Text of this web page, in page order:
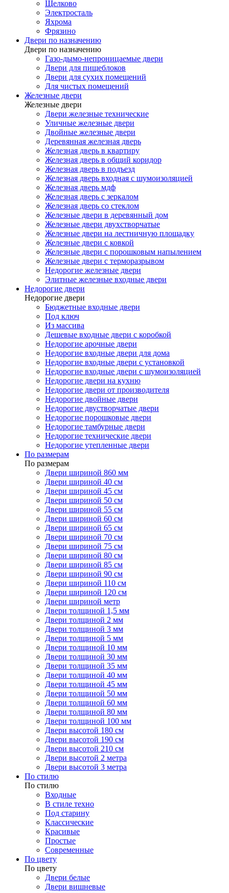
Щелково
Электросталь
Яхрома
Фрязино
Двери по назначению
Двери по назначению
Газо-дымо-непроницаемые двери
Двери для пищеблоков
Двери для сухих помещений
Для чистых помещений
Железные двери
Железные двери
Двери железные технические
Уличные железные двери
Двойные железные двери
Деревянная железная дверь
Железная дверь в квартиру
Железная дверь в общий коридор
Железная дверь в подъезд
Железная дверь входная с шумоизоляцией
Железная дверь мдф
Железная дверь с зеркалом
Железная дверь со стеклом
Железные двери в деревянный дом
Железные двери двухстворчатые
Железные двери на лестничную площадку
Железные двери с ковкой
Железные двери с порошковым напылением
Железные двери с терморазрывом
Недорогие железные двери
Элитные железные входные двери
Недорогие двери
Недорогие двери
Бюджетные входные двери
Под ключ
Из массива
Дешевые входные двери с коробкой
Недорогие арочные двери
Недорогие входные двери для дома
Недорогие входные двери с установкой
Недорогие входные двери с шумоизоляцией
Недорогие двери на кухню
Недорогие двери от производителя
Недорогие двойные двери
Недорогие двустворчатые двери
Недорогие порошковые двери
Недорогие тамбурные двери
Недорогие технические двери
Недорогие утепленные двери
По размерам
По размерам
Двери шириной 860 мм
Двери шириной 40 см
Двери шириной 45 см
Двери шириной 50 см
Двери шириной 55 см
Двери шириной 60 см
Двери шириной 65 см
Двери шириной 70 см
Двери шириной 75 см
Двери шириной 80 см
Двери шириной 85 см
Двери шириной 90 см
Двери шириной 110 см
Двери шириной 120 см
Двери шириной метр
Двери толщиной 1,5 мм
Двери толщиной 2 мм
Двери толщиной 3 мм
Двери толщиной 5 мм
Двери толщиной 10 мм
Двери толщиной 30 мм
Двери толщиной 35 мм
Двери толщиной 40 мм
Двери толщиной 45 мм
Двери толщиной 50 мм
Двери толщиной 60 мм
Двери толщиной 80 мм
Двери толщиной 100 мм
Двери высотой 180 см
Двери высотой 190 см
Двери высотой 210 см
Двери высотой 2 метра
Двери высотой 3 метра
По стилю
По стилю
Входные
В стиле техно
Под старину
Классические
Красивые
Простые
Современные
По цвету
По цвету
Двери белые
Двери вишневые